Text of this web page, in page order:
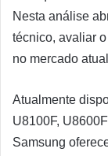
Nesta análise
técnico, avaliar o
no mercado
Atualmente
U8100F,
Samsung